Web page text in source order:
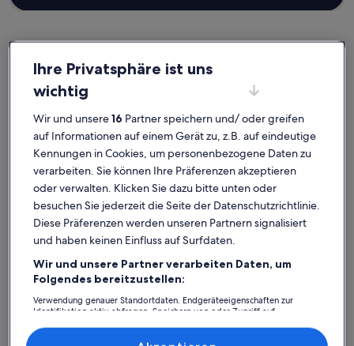
Hareskovby Ferienunterkünfte nahe Sonderso & Praesteso
nahe Sonderso & Praesteso, die einfach zum Wohlfühlen einladen.
Ganz gleich, ob du in der Gruppe, mit deinem Haustier oder allein
verreist, Ferienunterkünfte bieten dir die Ausstattung, auf die du
Wert legst. Darunter zum Beispiel WLAN und Parkmöglichkeiten.
Und auch wenn du nach Raucheroptionen oder barrierearmen
Optionen suchst, wirst du bei uns bestimmt fündig.
Finde Unterkünfte ganz nach deinem
Geschmack
Suche nach FerienhäusernSuche nach Ferienwohnungen oder
Ihre Privatsphäre ist uns
wichtig
Wir und unsere16 Partner speichern und/ oder greifen
auf Informationen auf einem Gerät zu, z.B. auf eindeutige
Kennungen in Cookies, um personenbezogene Daten zu
verarbeiten. Sie können Ihre Präferenzen akzeptieren
oder verwalten. Klicken Sie dazu bitte unten oder
besuchen Sie jederzeit die Seite der Datenschutzrichtlinie.
Diese Präferenzen werden unseren Partnern signalisiert
und haben keinen Einfluss auf Surfdaten.
Wir und unsere Partner verarbeiten Daten, um
Folgendes bereitzustellen:
Verwendung genauer Standortdaten. Endgeräteeigenschaften zur
Identifikation aktiv abfragen. Speichern von oder Zugriff auf
Inhalte, Messung von Werbeleistung und der Performance von Inhalten,